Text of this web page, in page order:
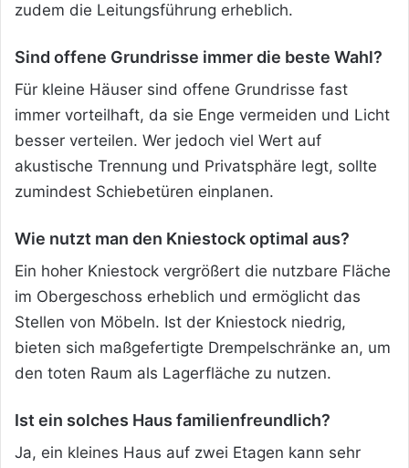
zudem die Leitungsführung erheblich.
Sind offene Grundrisse immer die beste Wahl?
Für kleine Häuser sind offene Grundrisse fast
immer vorteilhaft, da sie Enge vermeiden und Licht
besser verteilen. Wer jedoch viel Wert auf
akustische Trennung und Privatsphäre legt, sollte
zumindest Schiebetüren einplanen.
Wie nutzt man den Kniestock optimal aus?
Ein hoher Kniestock vergrößert die nutzbare Fläche
im Obergeschoss erheblich und ermöglicht das
Stellen von Möbeln. Ist der Kniestock niedrig,
bieten sich maßgefertigte Drempelschränke an, um
den toten Raum als Lagerfläche zu nutzen.
Ist ein solches Haus familienfreundlich?
Ja, ein kleines Haus auf zwei Etagen kann sehr